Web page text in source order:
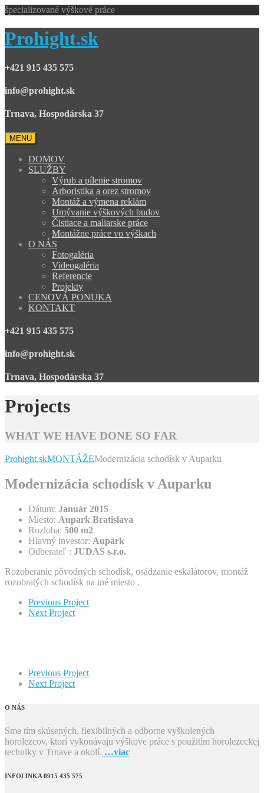
špecializované výškové práce
Prohight.sk
+421 915 435 575
info@prohight.sk
Trnava, Hospodárska 37
MENU
DOMOV
SLUŽBY
Výrub a pílenie stromov
Arboristika a orez stromov
Montáž a výmena reklám
Umývanie výškových budov
Čistiace a maliarske práce
Montážne práce vo výškach
O NÁS
Fotogaléria
Videogaléria
Referencie
Projekty
CENOVÁ PONUKA
KONTAKT
+421 915 435 575
info@prohight.sk
Trnava, Hospodárska 37
Projects
WHAT WE HAVE DONE SO FAR
Prohight.skMONTÁŽEModernizácia schodísk v Auparku
Modernizácia schodísk v Auparku
Dátum: Január 2015
Miesto: Aupark Bratislava
Rozloha: 500 m2
Hlavný investor: Aupark
Odberateľ : JUDAS s.r.o.
Rozoberanie pôvodných schodísk, osádzanie eskalátorov, montáž
rozobratých schodísk na iné miesto .
Previous Project
Next Project
Previous Project
Next Project
O NÁS
Sme tím skúsených, flexibilných a odborne vyškolených
horolezcov, ktorí vykonávaju výškove práce s použitím horolezeckej
techniky v Trnave a okolí. …viac
INFOLINKA 0915 435 575